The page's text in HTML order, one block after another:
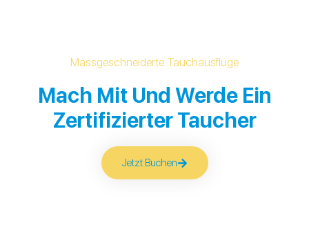
Massgeschneiderte Tauchausflüge
Mach Mit Und Werde Ein
Zertifizierter Taucher
Jetzt Buchen